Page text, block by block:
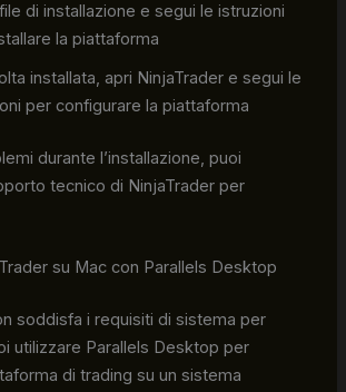
di installazione e segui le istruzioni
la piattaforma
installata, apri NinjaTrader e segui le
per configurare la piattaforma
durante l’installazione, puoi
tecnico di NinjaTrader per
su Mac con Parallels Desktop
soddisfa i requisiti di sistema per
utilizzare Parallels Desktop per
di trading su un sistema